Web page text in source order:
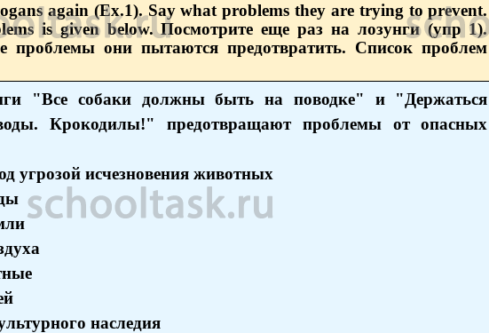
again (Ex.1). Say what problems they are trying to prevent.
is given below. Посмотрите еще раз на лозунги (упр 1).
проблемы они пытаются предотвратить. Список проблем
"Все собаки должны быть на поводке" и "Держаться
Крокодилы!" предотвращают проблемы от опасных
угрозой исчезновения животных
наследия